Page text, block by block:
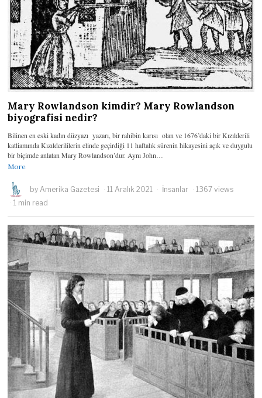
Mary Rowlandson kimdir? Mary Rowlandson
biyografisi nedir?
Bilinen en eski kadın düzyazı yazarı, bir rahibin karısı olan ve 1676’daki bir Kızılderili
katliamında Kızılderililerin elinde geçirdiği 11 haftalık sürenin hikayesini açık ve duygulu
bir biçimde anlatan Mary Rowlandson’dur. Aynı John…
More
by Amerika Gazetesi 11 Aralık 2021 İnsanlar
1367 views
1 min read